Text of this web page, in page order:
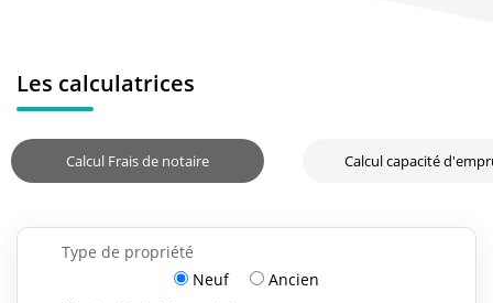
Les calculatrices
Calcul Frais de notaire Calcul capacité